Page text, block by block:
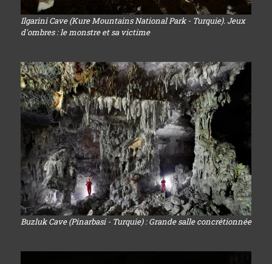
Ilgarini Cave (Kure Mountains National Park - Turquie). Jeux
d'ombres : le monstre et sa victime
Buzluk Cave (Pinarbasi - Turquie) : Grande salle concrétionnée